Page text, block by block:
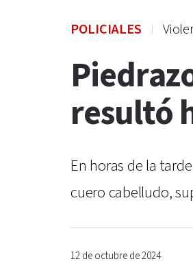
POLICIALES
resultó
En horas de la
cuero cabelludo,
12 de octubre de 2024